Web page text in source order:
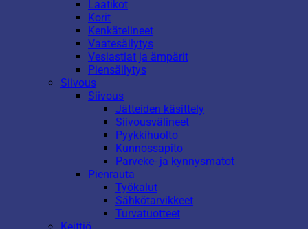
Laatikot
Korit
Kenkätelineet
Vaatesäilytys
Vesiastiat ja ämpärit
Piensäilytys
Siivous
Siivous
Jätteiden käsittely
Siivousvälineet
Pyykkihuolto
Kunnossapito
Parveke- ja kynnysmatot
Pienrauta
Työkalut
Sähkötarvikkeet
Turvatuotteet